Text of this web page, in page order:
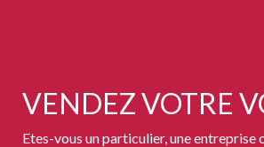
VENDEZ VOTRE
Etes-vous un particulier, une entreprise